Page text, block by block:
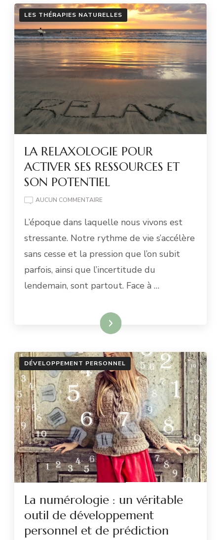
LES THÉRAPIES NATURELLES
LA RELAXOLOGIE POUR
ACTIVER SES RESSOURCES ET
SON POTENTIEL
AUCUN COMMENTAIRELA
POUR
SES
RESSOURCES
SON
POTENTIEL
L’époque dans laquelle nous vivons est
stressante. Notre rythme de vie s’accélère
sans cesse et la pression que l’on subit
parfois, ainsi que l’incertitude du
lendemain, sont partout. Face à …
LIRE PLUS
DÉVELOPPEMENT PERSONNEL
La numérologie : un véritable
outil de développement
personnel et de prédiction